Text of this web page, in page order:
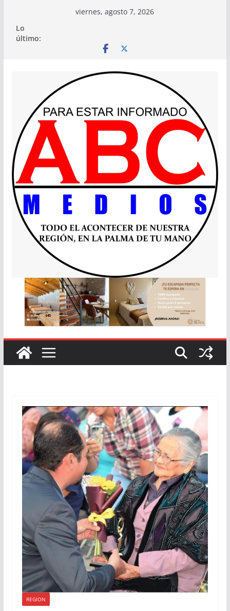
contenido
viernes, agosto 7, 2026
Lo
último:
REGION